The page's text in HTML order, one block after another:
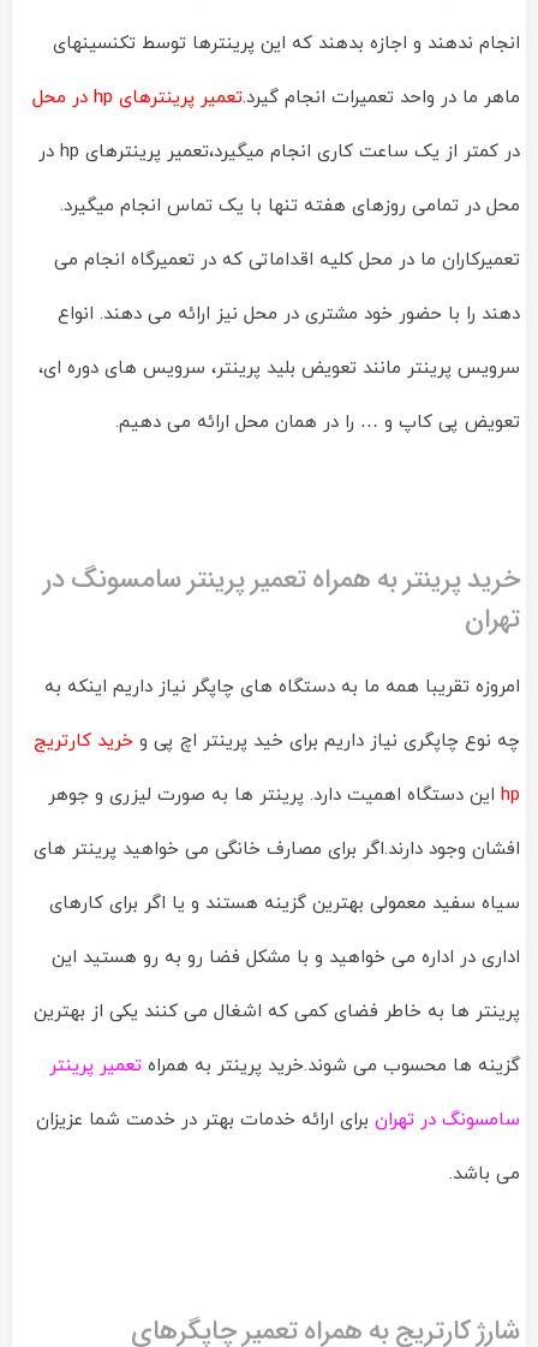
انجام ندهند و اجازه بدهند که این پرینترها توسط تکنسینهای
ماهر ما در واحد تعمیرات انجام گیرد.تعمیر پرینترهای hp در محل
در کمتر از یک ساعت کاری انجام میگیرد،تعمیر پرینترهای hp در
محل در تمامی روزهای هفته تنها با یک تماس انجام میگیرد.
تعمیرکاران ما در محل کلیه اقداماتی که در تعمیرگاه انجام می
دهند را با حضور خود مشتری در محل نیز ارائه می دهند. انواع
سرویس پرینتر مانند تعویض بلید پرینتر، سرویس های دوره ای،
تعویض پی کاپ و … را در همان محل ارائه می دهیم.
خرید پرینتر به همراه تعمیر پرینتر سامسونگ در
تهران
امروزه تقریبا همه ما به دستگاه های چاپگر نیاز داریم اینکه به
چه نوع چاپگری نیاز داریم برای خید پرینتر اچ پی و خرید کارتریج
hp این دستگاه اهمیت دارد. پرینتر ها به صورت لیزری و جوهر
افشان وجود دارند.اگر برای مصارف خانگی می خواهید پرینتر های
سیاه سفید معمولی بهترین گزینه هستند و یا اگر برای کارهای
اداری در اداره می خواهید و با مشکل فضا رو به رو هستید این
پرینتر ها به خاطر فضای کمی که اشغال می کنند یکی از بهترین
گزینه ها محسوب می شوند.خرید پرینتر به همراه تعمیر پرینتر
سامسونگ در تهران برای ارائه خدمات بهتر در خدمت شما عزیزان
می باشد.
شارژ کارتریج به همراه تعمیر چاپگرهای